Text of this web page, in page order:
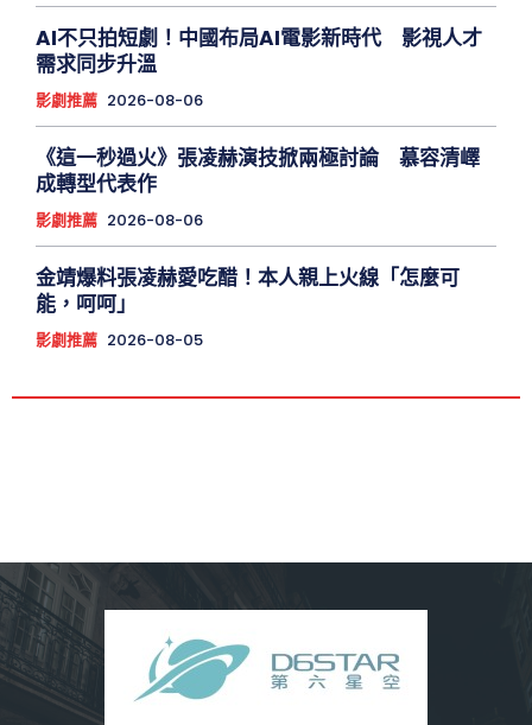
AI不只拍短劇！中國布局AI電影新時代 影視人才
需求同步升溫
影劇推薦 2026-08-06
《這一秒過火》張凌赫演技掀兩極討論 慕容清嶧
成轉型代表作
影劇推薦 2026-08-06
金靖爆料張凌赫愛吃醋！本人親上火線「怎麼可
能，呵呵」
影劇推薦 2026-08-05